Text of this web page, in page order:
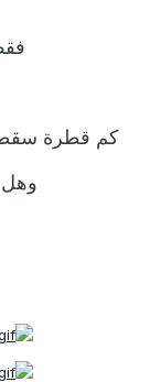
كم قطرة
وهل